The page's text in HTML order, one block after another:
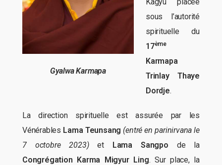
Gyalwa Karmapa
sous l’autorité
spirituelle du
17ème
Karmapa
Trinlay Thaye
Dordje.
La direction spirituelle est assurée par les
Vénérables Lama Teunsang (entré en parinirvana le
7 octobre 2023)et Lama Sangpo de la
Congrégation Karma Migyur Ling. Sur place, la